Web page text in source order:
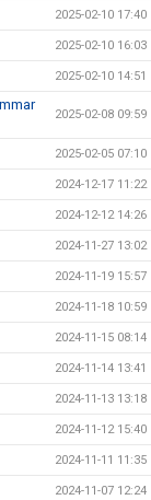
2025-02-10 17:40
2025-02-10 16:03
2025-02-10 14:51
2025-02-08 09:59
2025-02-05 07:10
2024-12-17 11:22
2024-12-12 14:26
2024-11-27 13:02
2024-11-19 15:57
2024-11-18 10:59
2024-11-15 08:14
2024-11-14 13:41
2024-11-13 13:18
2024-11-12 15:40
2024-11-11 11:35
2024-11-07 12:24